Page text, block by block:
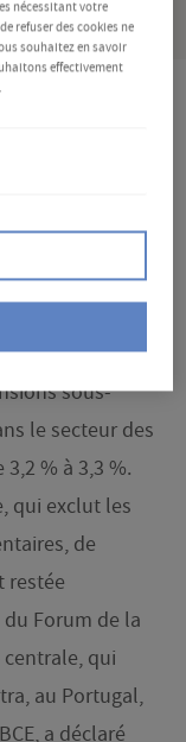
légèrement
soit l'objectif
contre
depuis
sous-
le secteur des
% à 3,3 %.
qui exclut les
de
restée
Forum de la
centrale, qui
au Portugal,
a déclaré
nécessitant votre
refuser des cookies ne
souhaitez en savoir
effectivement